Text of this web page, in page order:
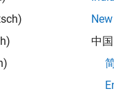
Erhalten Sie
中国